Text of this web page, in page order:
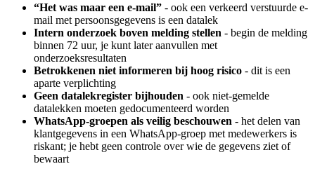
“Het was maar een e-mail” - ook een verkeerd verstuurde e-
mail met persoonsgegevens is een datalek
Intern onderzoek boven melding stellen - begin de melding
binnen 72 uur, je kunt later aanvullen met
onderzoeksresultaten
Betrokkenen niet informeren bij hoog risico - dit is een
aparte verplichting
Geen datalekregister bijhouden - ook niet-gemelde
datalekken moeten gedocumenteerd worden
WhatsApp-groepen als veilig beschouwen - het delen van
klantgegevens in een WhatsApp-groep met medewerkers is
riskant; je hebt geen controle over wie de gegevens ziet of
bewaart